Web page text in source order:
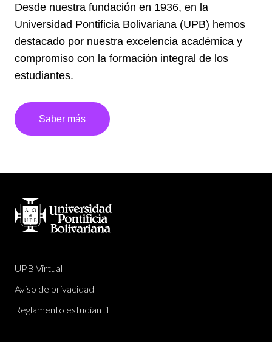
Desde nuestra fundación en 1936, en la
Universidad Pontificia Bolivariana (UPB) hemos
destacado por nuestra excelencia académica y
compromiso con la formación integral de los
estudiantes.
Saber más
UPB Virtual
Aviso de privacidad
Reglamento estudiantil